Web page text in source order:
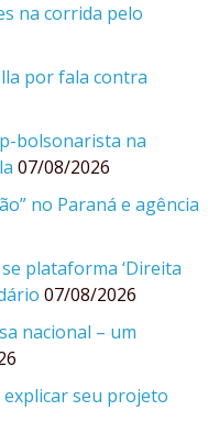
na corrida pelo
por fala contra
bolsonarista na
07/08/2026
no Paraná e agência
plataforma ‘Direita
07/08/2026
nacional – um
seu projeto